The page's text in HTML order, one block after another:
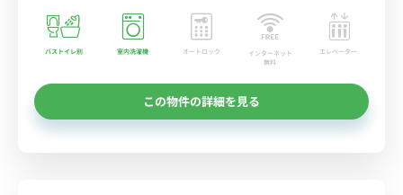
バストイレ別 室内洗濯機 オートロック
インターネット
無料
エレベーター
この物件の詳細を見る